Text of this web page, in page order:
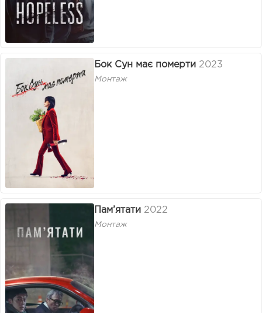
Бок Сун має померти 2023
Монтаж
Пам’ятати 2022
Монтаж